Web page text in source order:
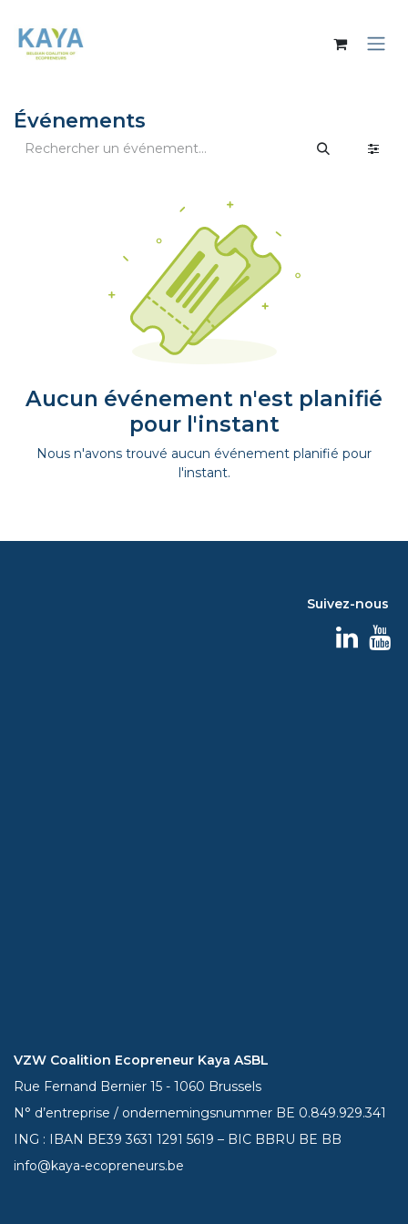
Événements
Aucun événement n'est planifié
pour l'instant
Nous n'avons trouvé aucun événement planifié pour
l'instant.
Suivez-nous
VZW Coalition Ecopreneur Kaya ASBL
Rue Fernand Bernier 15 - 1060 Brussels
N° d’entreprise / ondernemingsnummer BE 0.849.929.341
ING : IBAN BE393631 1291 5619 – BIC BBRU BE BB
info@kaya-ecopreneurs.be